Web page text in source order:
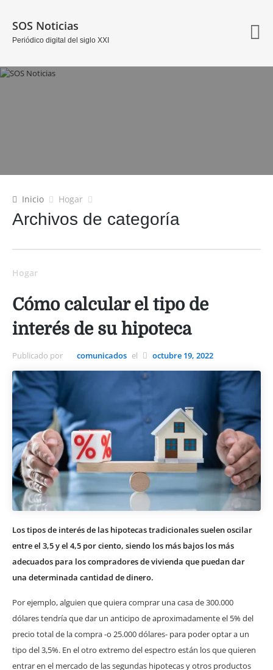
SOS Noticias
Periódico digital del siglo XXI
Inicio Hogar
Archivos de categoría
Hogar
Cómo calcular el tipo de
interés de su hipoteca
Publicado por comunicados el octubre 19, 2022
Los tipos de interés de las hipotecas tradicionales suelen oscilar
entre el 3,5 y el 4,5 por ciento, siendo los más bajos los más
adecuados para los compradores de vivienda que puedan dar
una determinada cantidad de dinero.
Por ejemplo, alguien que quiera comprar una casa de 300.000
dólares tendría que dar un anticipo de aproximadamente el 5% del
precio total de la compra -o 25.000 dólares- para poder optar a un
tipo del 3,5%. En el otro extremo del espectro están los que quieren
entrar en el mercado de las segundas hipotecas y otros productos